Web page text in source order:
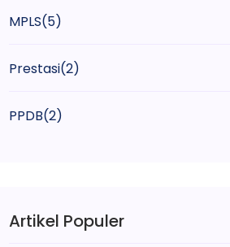
MPLS(5)
Prestasi(2)
PPDB(2)
Artikel Populer